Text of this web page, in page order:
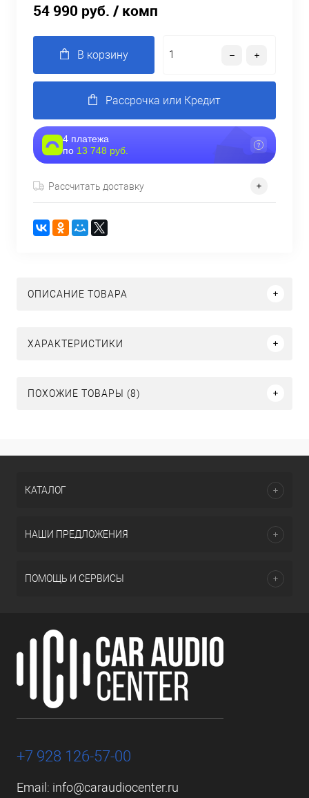
54 990 руб. / комп
В корзину
Рассрочка или Кредит
4 платежа
по 13 748 руб.
Рассчитать доставку
ОПИСАНИЕ ТОВАРА
ХАРАКТЕРИСТИКИ
ПОХОЖИЕ ТОВАРЫ (8)
КАТАЛОГ
НАШИ ПРЕДЛОЖЕНИЯ
ПОМОЩЬ И СЕРВИСЫ
+7 928 126-57-00
Email: info@caraudiocenter.ru